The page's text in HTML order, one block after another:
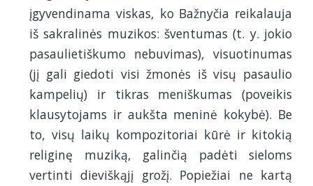
įgyvendinama viskas, ko Bažnyčia reikalauja
iš sakralinės muzikos: šventumas (t. y. jokio
pasaulietiškumo nebuvimas), visuotinumas
(jį gali giedoti visi žmonės iš visų pasaulio
kampelių) ir tikras meniškumas (poveikis
klausytojams ir aukšta meninė kokybė). Be
to, visų laikų kompozitoriai kūrė ir kitokią
religinę muziką, galinčią padėti sieloms
vertinti dieviškąjį grožį. Popiežiai ne kartą